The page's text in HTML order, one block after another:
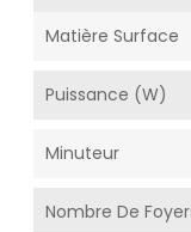
Matière Surface
Puissance (W)
Minuteur
Nombre De